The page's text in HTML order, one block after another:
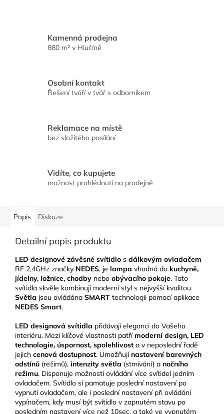
Kamenná prodejna
880 m² v Hlučíně
Osobní kontakt
Řešení tváří v tvář s odborníkem
Reklamace na místě
bez složitého posílání
Vidíte, co kupujete
možnost prohlédnutí na prodejně
Popis Diskuze
Detailní popis produktu
LED designové závěsné svítidlo s dálkovým ovladačem
RF 2,4GHz značky NEDES, je lampa vhodná do kuchyně,
jídelny, ložnice, chodby nebo obývacího pokoje. Tato
svítidla skvěle kombinují moderní styl s nejvyšší kvalitou.
Světla jsou ovládána SMART technologii pomocí aplikace
NEDES Smart.
LED designová svítidla přidávají eleganci do Vašeho
interiéru. Mezi klíčové vlastnosti patřímoderní design, LED
technologie, úspornost, spolehlivost a v neposlední řadě
jejich cenová dostupnost. Umožňujínastavení barevných
odstínů (režimů), intenzity světla (stmívání) a nočního
režimu. Disponuje možností ovládání více svítidel jedním
ovladačem. Svítidlo si pamatuje poslední nastavení po
vypnutí ovladačem, ale i poslední nastavení při ovládání
vypínačem, kdy musí být svítidlo v zapnutém stavu po
posledním nastavení více než 10sec. a také ve vypnutém